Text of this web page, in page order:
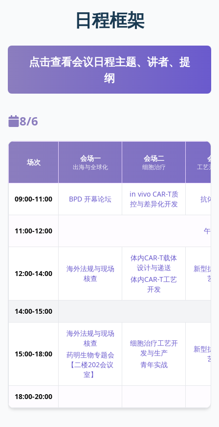
日程框架
点击查看会议日程主题、讲者、提
纲
8/6
场次 会场一
出海与全球化
会场二
细胞治疗
会
工艺开
09:00-11:00 BPD 开幕论坛
in vivo CAR-T质
控与差异化开发
抗体
11:00-12:00 午
12:00-14:00
海外法规与现场
核查
体内CAR-T载体
设计与递送
体内CAR-T工艺
开发
新型抗
艺
14:00-15:00
15:00-18:00
海外法规与现场
核查
药明生物专题会
【二楼202会议
室】
细胞治疗工艺开
发与生产
青年实战
新型抗
艺
18:00-20:00